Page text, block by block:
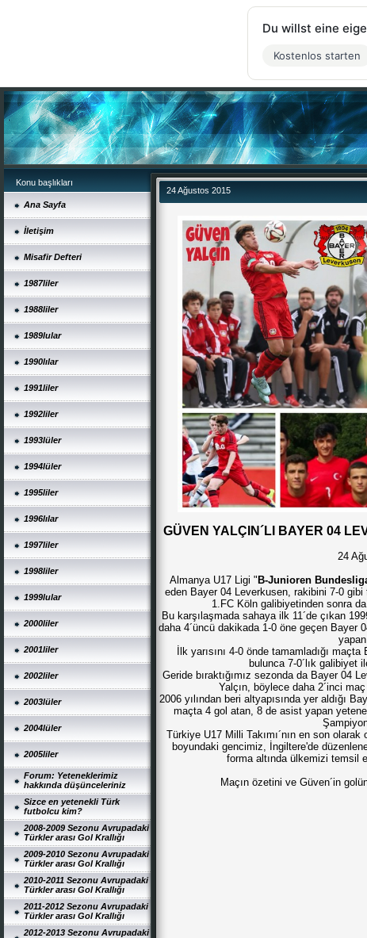
Konu başlıkları
Ana Sayfa
İletişim
Misafir Defteri
1987liler
1988liler
1989lular
1990lılar
1991liler
1992liler
1993lüler
1994lüler
1995liler
1996lılar
1997liler
1998liler
1999lular
2000liler
2001liler
2002liler
2003lüler
2004lüler
2005liler
Forum: Yeteneklerimiz
hakkında düşünceleriniz
Sizce en yetenekli Türk
futbolcu kim?
2008-2009 Sezonu Avrupadaki
Türkler arası Gol Krallığı
2009-2010 Sezonu Avrupadaki
Türkler arası Gol Krallığı
2010-2011 Sezonu Avrupadaki
Türkler arası Gol Krallığı
2011-2012 Sezonu Avrupadaki
Türkler arası Gol Krallığı
2012-2013 Sezonu Avrupadaki
24 Ağustos 2015
GÜVEN YALÇIN´LI BAYER 04
24
Almanya U17 Ligi " B-Junioren
eden Bayer 04 Leverkusen, rakibini 7-0
1.FC Köln galibiyetinden sonra
Bu karşılaşmada sahaya ilk 11´de çıkan
daha 4´üncü dakikada 1-0 öne geçen Bayer
İlk yarısını 4-0 önde tamamladığı
bulunca 7-0´lık galibiyet
Geride bıraktığımız sezonda da Bayer 04
Yalçın, böylece daha 2´inci
2006 yılından beri altyapısında yer aldığı
maçta 4 gol atan, 8 de asist yapan
Türkiye U17 Milli Takımı´nın en son
boyundaki gencimiz, İngiltere'de
forma altında ülkemizi temsil
Maçın özetini ve Güven´in
Du willst eine
Kostenlos starten